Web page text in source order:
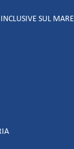
SUL MARE